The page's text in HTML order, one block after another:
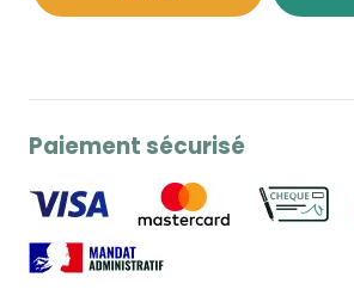
Paiement sécurisé